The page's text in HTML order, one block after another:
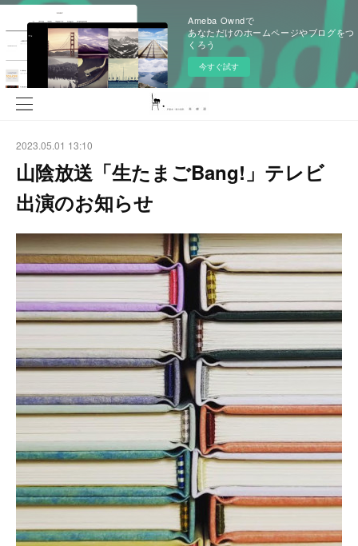
Ameba Owndで
あなただけのホームページやブログをつ
くろう
今すぐ試す
2023.05.01 13:10
山陰放送「生たまごBang!」テレビ
出演のお知らせ